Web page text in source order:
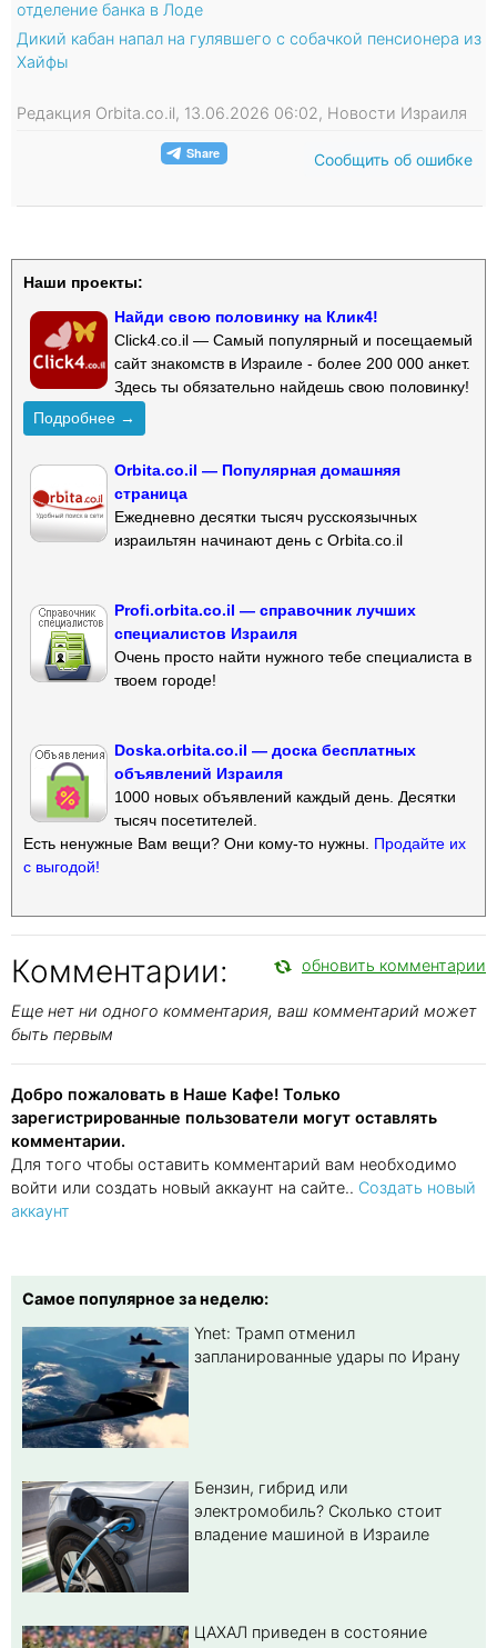
отделение банка в Лоде
Дикий кабан напал на гулявшего с собачкой пенсионера из
Хайфы
Редакция Orbita.co.il, 13.06.2026 06:02, Новости Израиля
Сообщить об ошибке
Наши проекты:
Найди свою половинку на Клик4!
Click4.co.il — Самый популярный и посещаемый
сайт знакомств в Израиле - более 200 000 анкет.
Здесь ты обязательно найдешь свою половинку!
Подробнее →
Orbita.co.il — Популярная домашняя
страница
Ежедневно десятки тысяч русскоязычных
израильтян начинают день с Orbita.co.il
Profi.orbita.co.il — справочник лучших
специалистов Израиля
Очень просто найти нужного тебе специалиста в
твоем городе!
Doska.orbita.co.il — доска бесплатных
объявлений Израиля
1000 новых объявлений каждый день. Десятки
тысяч посетителей.
Есть ненужные Вам вещи? Они кому-то нужны. Продайте их
с выгодой!
Комментарии: обновить комментарии
Еще нет ни одного комментария, ваш комментарий может
быть первым
Добро пожаловать в Наше Кафе! Только
зарегистрированные пользователи могут оставлять
комментарии.
Для того чтобы оставить комментарий вам необходимо
войти или создать новый аккаунт на сайте.. Создать новый
аккаунт
Самое популярное за неделю:
Ynet: Трамп отменил
запланированные удары по Ирану
Бензин, гибрид или
электромобиль? Cколько стоит
владение машиной в Израиле
ЦАХАЛ приведен в состояние